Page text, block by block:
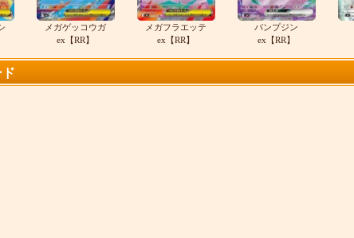
メガゲッコウガ
ex【RR】
メガフラエッテ
ex【RR】
パンプジン
ex【RR】